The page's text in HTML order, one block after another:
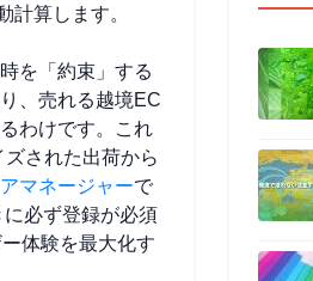
算します。
を「約束」する
、売れる越境EC
わけです。これ
された出荷から
マネージャーで
必ず登録が必須
体験を最大化す